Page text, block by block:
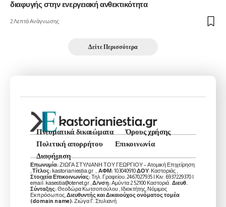
διαφυγής στην ενεργειακή ανθεκτικότητα
2 Λεπτά Ανάγνωσης
Δείτε Περισσότερα
Πνευματικά δικαιώματα
Όρους χρήσης
Πολιτική απορρήτου
Επικοινωνία
Διαφήμιση
Επωνυμία:ΖΙΩΓΑ ΣΤΥΛΙΑΝΗ ΤΟΥ ΓΕΩΡΓΙΟΥ – Ατομική Επιχείρηση
Τίτλος: kastorianiestia.gr , ΑΦΜ:103040910ΔΟΥ: Καστοριάς ,
Στοιχεία Επικοινωνίας:Τηλ. Γραφείου: 2467027935 | Κιν. 6937229370 |
email: kasestia@otenet.gr , Δ/νση:Αμύντα 2 52100 Καστοριά . Διευθ.
Σύνταξης:Θεοδώρα Κωτσοπούλου , Ιδιοκτήτης, Νόμιμος
Εκπρόσωπος, Διευθυντής και Δικαιούχος ονόματος τομέα
(domain name):Ζιώγα Γ. Στυλιανή